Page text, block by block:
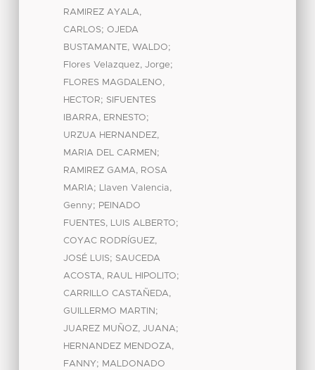
RAMIREZ AYALA,
CARLOS;OJEDA
BUSTAMANTE, WALDO;
Flores Velazquez, Jorge;
FLORES MAGDALENO,
HECTOR; SIFUENTES
IBARRA, ERNESTO;
URZUA HERNANDEZ,
MARIA DEL CARMEN ;
RAMIREZ GAMA, ROSA
MARIA;
Llaven Valencia,
Genny; PEINADO
FUENTES, LUIS ALBERTO;
COYAC RODRÍGUEZ,
JOSÉ LUIS; SAUCEDA
ACOSTA, RAUL HIPOLITO;
CARRILLO CASTAÑEDA,
GUILLERMO MARTIN ;
JUAREZ MUÑOZ, JUANA;
HERNANDEZ MENDOZA,
FANNY; MALDONADO